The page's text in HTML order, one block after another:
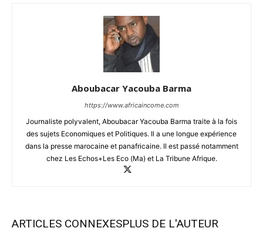
Aboubacar Yacouba Barma
https://www.africaincome.com
Journaliste polyvalent, Aboubacar Yacouba Barma traite à la fois
des sujets Economiques et Politiques. Il a une longue expérience
dans la presse marocaine et panafricaine. Il est passé notamment
chez Les Echos+Les Eco (Ma) et La Tribune Afrique.
ARTICLES CONNEXESPLUS DE L'AUTEUR